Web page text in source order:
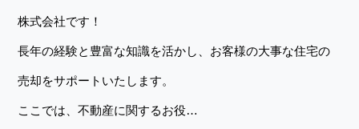
株式会社です！
長年の経験と豊富な知識を活かし、お客様の大事な住宅の
売却をサポートいたします。
ここでは、不動産に関するお役…